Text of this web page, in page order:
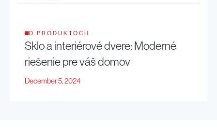
O PRODUKTOCH
Sklo a interiérové dvere: Moderné
riešenie pre váš domov
December 5, 2024